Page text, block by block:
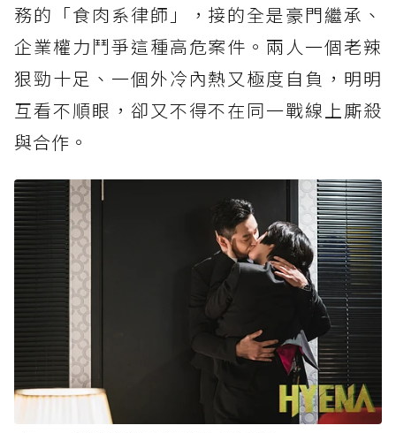
務的「食肉系律師」，接的全是豪門繼承、
企業權力鬥爭這種高危案件。兩人一個老辣
狠勁十足、一個外冷內熱又極度自負，明明
互看不順眼，卻又不得不在同一戰線上廝殺
與合作。